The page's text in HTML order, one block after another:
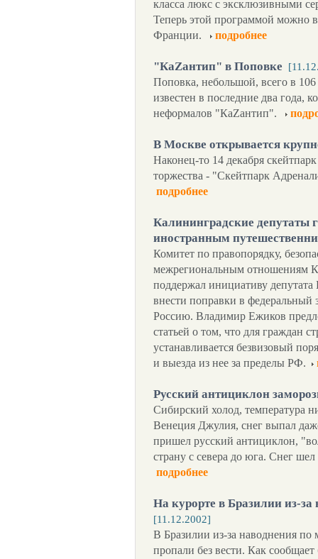
класса люкс с эксклюзивными
Теперь этой программой можно
Франции.
подробнее
"КаZантип" в Поповке
Поповка, небольшой, всего в
известен в последние два года,
неформалов "КаZантип".
В Москве открывается
Наконец-то 14 декабря
торжества - "Скейтпарк
подробнее
Калининградские депутаты
иностранным
Комитет по правопорядку,
межрегиональным отношениям
поддержал инициативу
внести поправки в федеральный
Россию. Владимир Ежиков
статьей о том, что для граждан
устанавливается безвизовый
и выезда из нее за пределы РФ.
Русский антициклон
Сибирский холод, температура
Венеция Джулия, снег выпал
пришел русский антициклон,
страну с севера до юга. Снег
подробнее
На курорте в Бразилии из-
[11.12.2002]
В Бразилии из-за наводнения
пропали без вести. Как